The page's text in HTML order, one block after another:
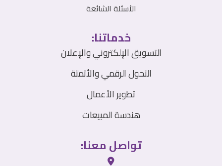
الأسئلة الشائعة
خدماتنا:
التسويق الإلكتروني والإعلان
التحول الرقمي والأتمتة
تطوير الأعمال
هندسة المبيعات
تواصل معنا: